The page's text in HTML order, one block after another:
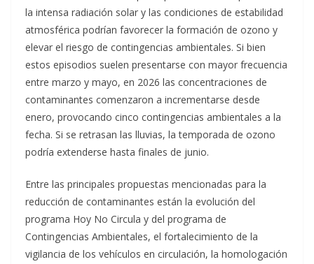
la intensa radiación solar y las condiciones de estabilidad
atmosférica podrían favorecer la formación de ozono y
elevar el riesgo de contingencias ambientales. Si bien
estos episodios suelen presentarse con mayor frecuencia
entre marzo y mayo, en 2026 las concentraciones de
contaminantes comenzaron a incrementarse desde
enero, provocando cinco contingencias ambientales a la
fecha. Si se retrasan las lluvias, la temporada de ozono
podría extenderse hasta finales de junio.
Entre las principales propuestas mencionadas para la
reducción de contaminantes están la evolución del
programa Hoy No Circula y del programa de
Contingencias Ambientales, el fortalecimiento de la
vigilancia de los vehículos en circulación, la homologación